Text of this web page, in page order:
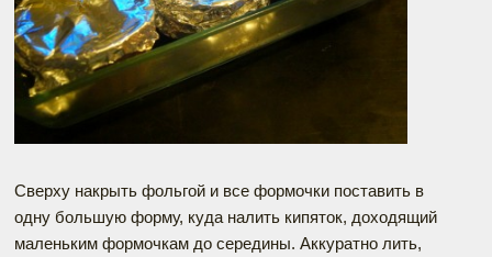
Сверху накрыть фольгой и все формочки поставить в
одну большую форму, куда налить кипяток, доходящий
маленьким формочкам до середины. Аккуратно лить,